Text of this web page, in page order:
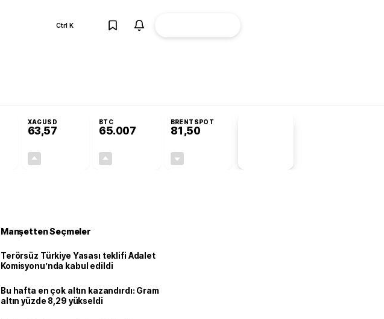
Ctrl K
XAGUSD
63,57
BTC
65.007
BRENTSPOT
81,50
Manşetten Seçmeler
Terörsüz Türkiye Yasası teklifi Adalet
Komisyonu’nda kabul edildi
Bu hafta en çok altın kazandırdı: Gram
altın yüzde 8,29 yükseldi